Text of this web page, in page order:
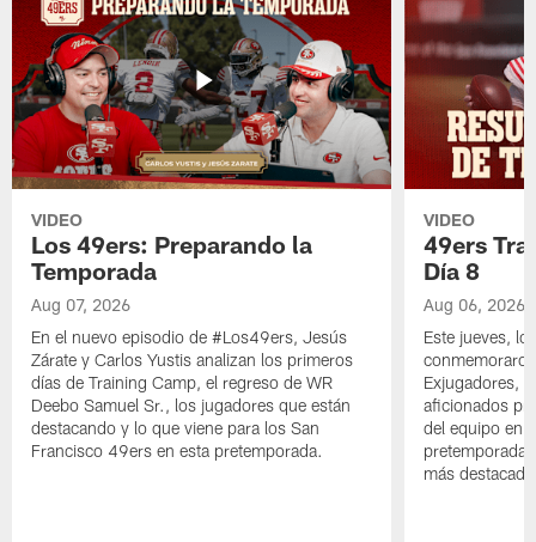
VIDEO
Los 49ers: Preparando la
Temporada
Aug 07, 2026
En el nuevo episodio de #Los49ers, Jesús
Zárate y Carlos Yustis analizan los primeros
días de Training Camp, el regreso de WR
Deebo Samuel Sr., los jugadores que están
destacando y lo que viene para los San
Francisco 49ers en esta pretemporada.
VIDEO
49ers
Día 8
Aug 06, 2026
Este jueves,
Exjugadores,
aficionados
del equipo en
pretemporada
más